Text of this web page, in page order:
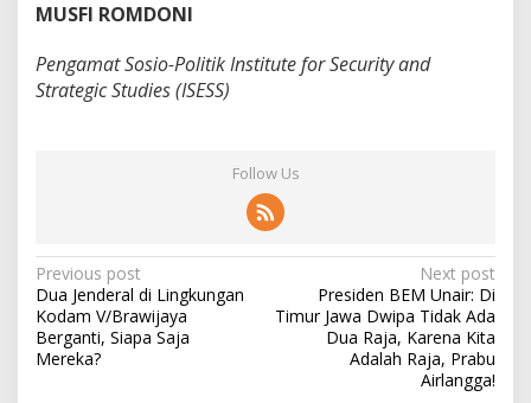
MUSFI ROMDONI
Pengamat Sosio-Politik Institute for Security and
Strategic Studies (ISESS)
Follow Us
P
o
s
Previous post
Dua Jenderal di Lingkungan
Kodam V/Brawijaya
Berganti, Siapa Saja
Mereka?
Next post
Presiden BEM Unair: Di
Timur Jawa Dwipa Tidak Ada
Dua Raja, Karena Kita
Adalah Raja, Prabu
Airlangga!